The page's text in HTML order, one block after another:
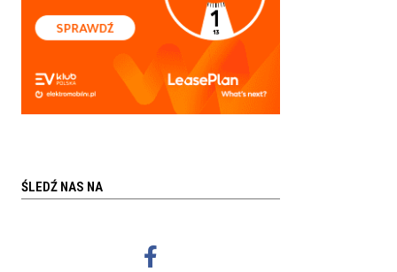
ŚLEDŹ NAS NA